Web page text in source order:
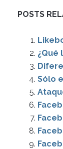
POSTS
¿Qué
Sólo